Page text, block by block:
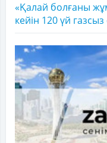
«Қалай болғаны
кейін 120 үй